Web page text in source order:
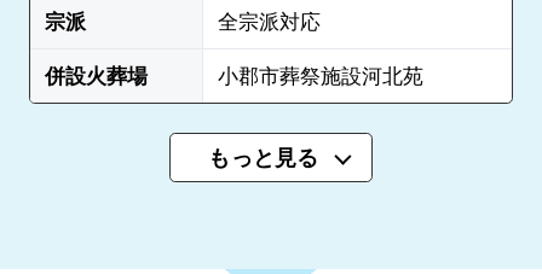
宗派
全宗派対応
併設火葬場
小郡市葬祭施設河北苑
もっと見る